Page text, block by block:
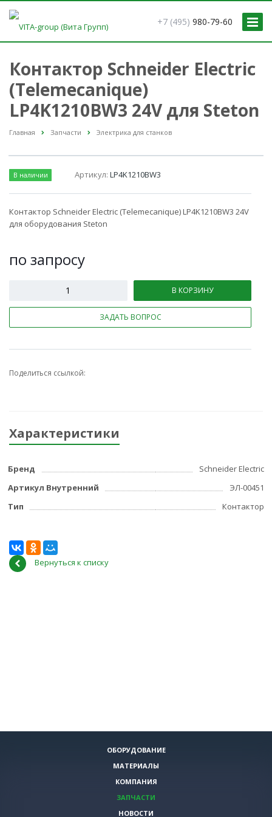
+7 (495) 980-79-60
Контактор Schneider Electric
(Telemecanique)
LP4K1210BW3 24V для Steton
Главная Запчасти Электрика для станков
В наличии Артикул:LP4K1210BW3
Контактор Schneider Electric (Telemecanique) LP4K1210BW3 24V
для оборудования Steton
по запросу
В КОРЗИНУ
ЗАДАТЬ ВОПРОС
Поделиться ссылкой:
Характеристики
Бренд
Schneider Electric
Артикул Внутренний
ЭЛ-00451
Тип
Контактор
Вернуться к списку
ОБОРУДОВАНИЕ
МАТЕРИАЛЫ
КОМПАНИЯ
ЗАПЧАСТИ
НОВОСТИ